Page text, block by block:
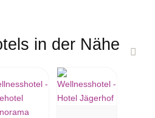
in der Nähe